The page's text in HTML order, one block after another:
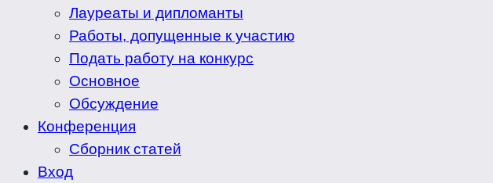
Лауреаты и дипломанты
Работы, допущенные к участию
Подать работу на конкурс
Основное
Обсуждение
Конференция
Сборник статей
Вход